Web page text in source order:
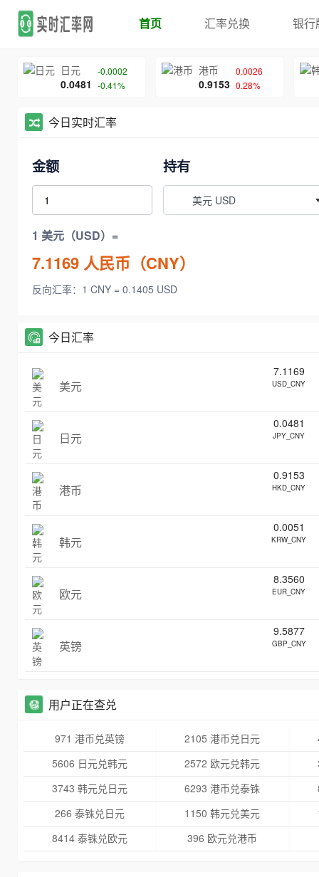
首页 汇率兑换 银行
日元
0.0481
-0.0002
-0.41%
港币
0.9153
0.0026
0.28%
今日实时汇率
金额 持有
美元 USD
1 美元（USD）=
7.1169 人民币（CNY）
反向汇率：1 CNY = 0.1405 USD
今日汇率
美元
7.1169
USD_CNY
日元
0.0481
JPY_CNY
港币
0.9153
HKD_CNY
韩元
0.0051
KRW_CNY
欧元
8.3560
EUR_CNY
英镑
9.5877
GBP_CNY
用户正在查兑
971 港币兑英镑 2105 港币兑日元
5606 日元兑韩元
2572 欧元兑韩元
3743 韩元兑日元
6293 港币兑泰铢
266 泰铢兑日元
1150 韩元兑美元
8414 泰铢兑欧元
396 欧元兑港币